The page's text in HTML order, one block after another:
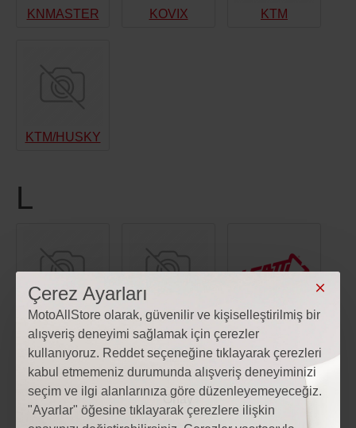
Çerez Ayarları
MotoAllStore olarak, güvenilir ve kişiselleştirilmiş bir
alışveriş deneyimi sağlamak için çerezler
kullanıyoruz. Reddet seçeneğine tıklayarak çerezleri
kabul etmemeniz durumunda alışveriş deneyiminizi
seçim ve ilgi alanlarınıza göre düzenleyemeyeceğiz.
"Ayarlar" öğesine tıklayarak çerezlere ilişkin
KNMASTER KOVIX KTM
KTM/HUSKY
L
LAZER LEAT LEATT